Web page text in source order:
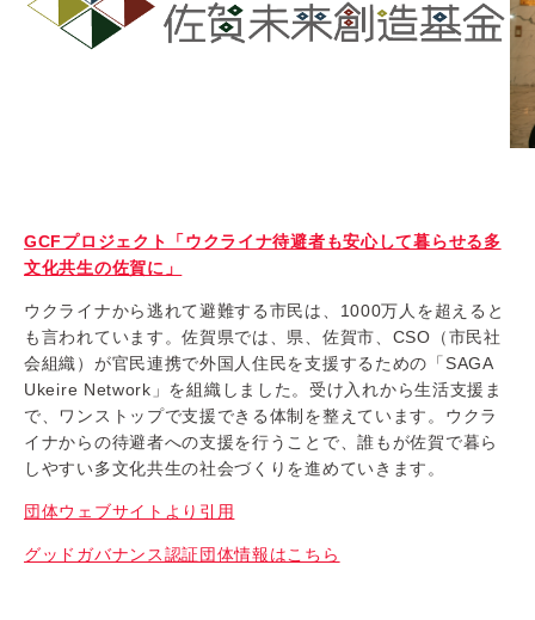
GCFプロジェクト「ウクライナ待避者も安心して暮らせる多
文化共生の佐賀に」
ウクライナから逃れて避難する市民は、1000万人を超えると
も言われています。佐賀県では、県、佐賀市、CSO（市民社
会組織）が官民連携で外国人住民を支援するための「SAGA
Ukeire Network」を組織しました。受け入れから生活支援ま
で、ワンストップで支援できる体制を整えています。ウクラ
イナからの待避者への支援を行うことで、誰もが佐賀で暮ら
しやすい多文化共生の社会づくりを進めていきます。
団体ウェブサイトより引用
グッドガバナンス認証団体情報はこちら